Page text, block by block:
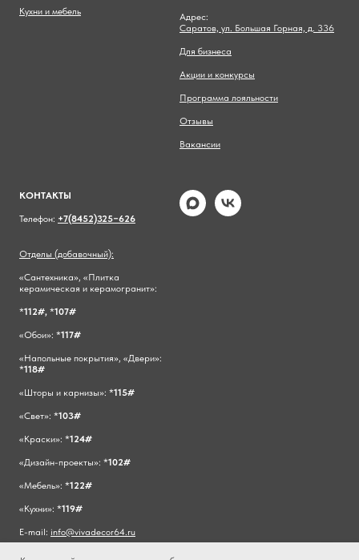
Кухни и мебель
Адрес:
Саратов, ул. Большая Горная, д. 336
Для бизнеса
Акции и конкурсы
Программа лояльности
Отзывы
Вакансии
КОНТАКТЫ
Телефон: +7(8452)325−626
Отделы (добавочный):
«Сантехника», «Плитка
керамическая и керамогранит»:
*112#, *107#
«Обои»: *117#
«Напольные покрытия», «Двери»:
*118#
«Шторы и карнизы»: *115#
«Свет»: *103#
«Краски»: *124#
«Дизайн-проекты»: *102#
«Мебель»: *122#
«Кухни»: *119#
E-mail: info@vivadecor64.ru